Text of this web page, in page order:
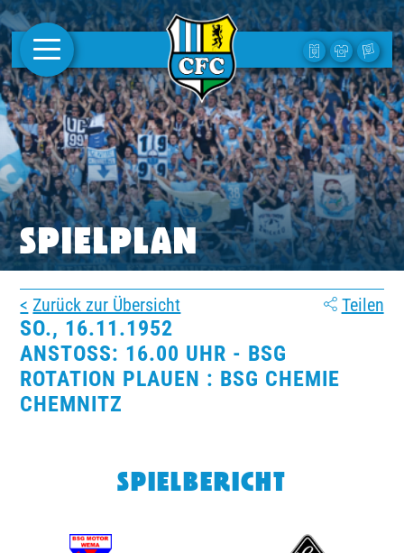
AKTUELLES
1. MANNSCHAFT
FRAUEN
CAMPUS
CLUB
CLUBMITGLIEDSCHAFT
BUSINESS
SÜDKURVE
SPIELPLAN
Zurück zur Übersicht Teilen
SO., 16.11.1952
ANSTOSS: 16.00 UHR - BSG R
OTATION PLAUEN : BSG CHEMIE C
HEMNITZ
SPIELBERICHT